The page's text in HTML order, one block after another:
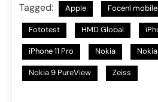
Tagged: Apple Focení
Fototest HMD Global
iPhone 11 Pro Nokia
Nokia 9 PureView Zeiss